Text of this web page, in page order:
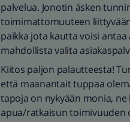
palvelua. Jonotin äsken
toimimattomuuteen
paikka jota kautta voisi
mahdollista valita
Kiitos paljon palautteesta!
että maanantait tuppaa
tapoja on nykyään monia,
apua/ratkaisun toimivuuden